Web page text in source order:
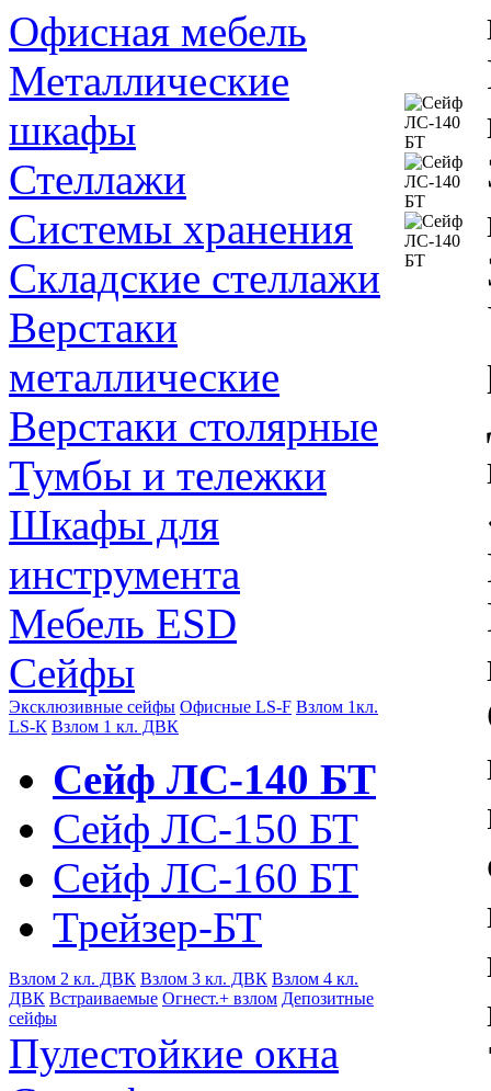
Офисная мебель
Металлические
шкафы
Стеллажи
Системы хранения
Складские стеллажи
Верстаки
металлические
Верстаки столярные
Тумбы и тележки
Шкафы для
инструмента
Мебель ESD
Сейфы
Эксклюзивные сейфы Офисные LS-F Взлом 1кл.
LS-К Взлом 1 кл. ДВК
Сейф ЛС-140 БТ
Сейф ЛС-150 БТ
Сейф ЛС-160 БТ
Трейзер-БТ
Взлом 2 кл. ДВК Взлом 3 кл. ДВК Взлом 4 кл.
ДВК Встраиваемые Огнест.+ взлом Депозитные
cейфы
Пулестойкие окна